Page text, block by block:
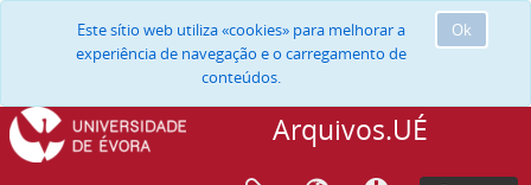
Ok
Este sítio web utiliza «cookies» para melhorar a
experiência de navegação e o carregamento de
conteúdos.
Arquivos.UÉ